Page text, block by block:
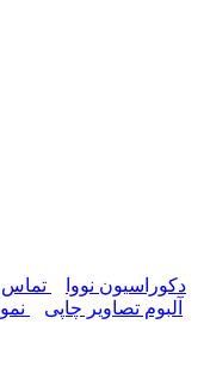
دکوراسیون نووا تماس
آلبوم تصاویر چاپی